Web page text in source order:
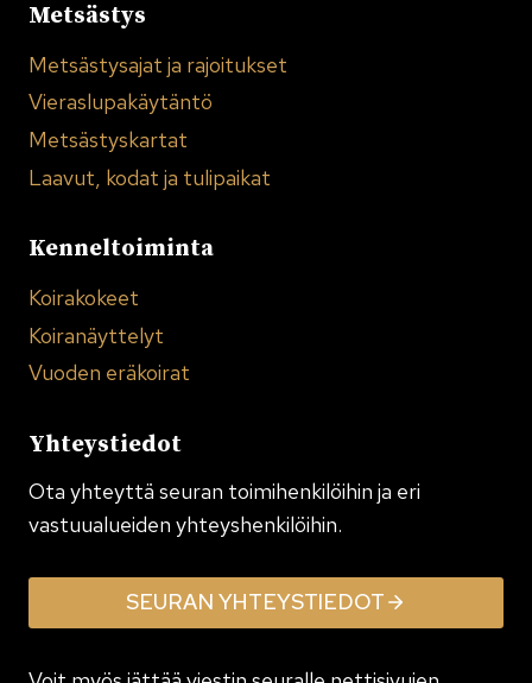
Metsästys
Metsästysajat ja rajoitukset
Vieraslupakäytäntö
Metsästyskartat
Laavut, kodat ja tulipaikat
Kenneltoiminta
Koirakokeet
Koiranäyttelyt
Vuoden eräkoirat
Yhteystiedot
Ota yhteyttä seuran toimi­henkilöihin ja eri
vastuualueiden yhteyshenkilöihin.
SEURAN YHTEYSTIEDOT